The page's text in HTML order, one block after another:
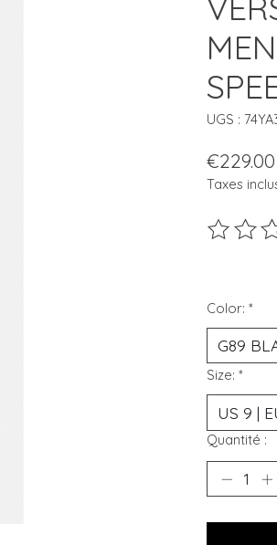
UGS :
€229.00
Taxes
Ce
Color: *
Size: *
Quantité :